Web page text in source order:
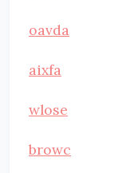
oavda
aixfa
wlose
browc